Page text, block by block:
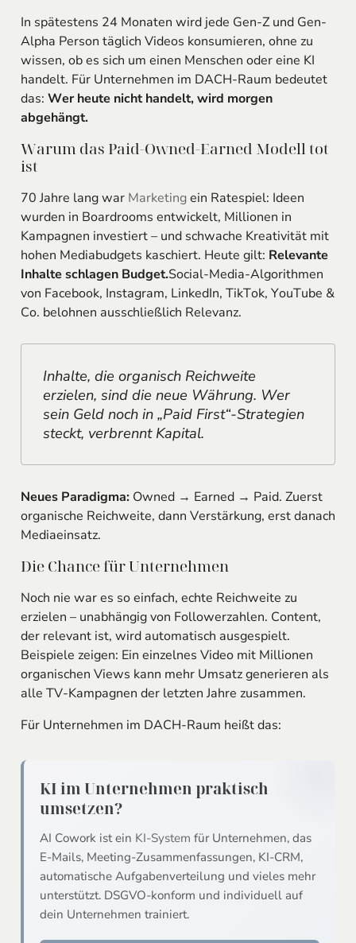
In spätestens 24 Monaten wird jede Gen-Z und Gen-
Alpha Person täglich Videos konsumieren, ohne zu
wissen, ob es sich um einen Menschen oder eine KI
handelt. Für Unternehmen im DACH-Raum bedeutet
das: Wer heute nicht handelt, wird morgen
abgehängt.
Warum das Paid-Owned-Earned Modell tot
ist
70 Jahre lang war Marketingein Ratespiel: Ideen
wurden in Boardrooms entwickelt, Millionen in
Kampagnen investiert – und schwache Kreativität mit
hohen Mediabudgets kaschiert. Heute gilt: Relevante
Inhalte schlagen Budget.Social-Media-Algorithmen
von Facebook, Instagram, LinkedIn, TikTok, YouTube &
Co. belohnen ausschließlich Relevanz.
Inhalte, die organisch Reichweite
erzielen, sind die neue Währung. Wer
sein Geld noch in „Paid First“-Strategien
steckt, verbrennt Kapital.
Neues Paradigma:Owned → Earned → Paid. Zuerst
organische Reichweite, dann Verstärkung, erst danach
Mediaeinsatz.
Die Chance für Unternehmen
Noch nie war es so einfach, echte Reichweite zu
erzielen – unabhängig von Followerzahlen. Content,
der relevant ist, wird automatisch ausgespielt.
Beispiele zeigen: Ein einzelnes Video mit Millionen
organischen Views kann mehr Umsatz generieren als
alle TV-Kampagnen der letzten Jahre zusammen.
Für Unternehmen im DACH-Raum heißt das:
KI im Unternehmen praktisch
umsetzen?
AI Cowork ist ein KI-System für Unternehmen, das
E-Mails, Meeting-Zusammenfassungen, KI-CRM,
automatische Aufgabenverteilung und vieles mehr
unterstützt. DSGVO-konform und individuell auf
dein Unternehmen trainiert.